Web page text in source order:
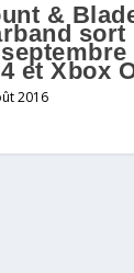
&
sort
et Xbox
2016